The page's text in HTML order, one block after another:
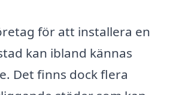
för att installera en
kan ibland kännas
Det finns dock flera